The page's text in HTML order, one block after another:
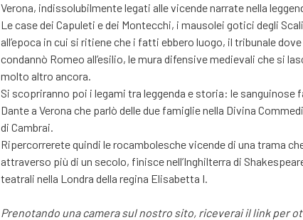
Verona, indissolubilmente legati alle vicende narrate nella
Le case dei Capuleti e dei Montecchi, i mausolei gotici degli
all’epoca in cui si ritiene che i fatti ebbero luogo, il tribunale
condannò Romeo all’esilio, le mura difensive medievali che si
molto altro ancora.
Si scopriranno poi i legami tra leggenda e storia: le sanguinose
Dante a Verona che parlò delle due famiglie nella Divina
di Cambrai.
Ripercorrerete quindi le rocambolesche vicende di una trama
attraverso più di un secolo, finisce nell’Inghilterra di
teatrali nella Londra della regina Elisabetta I.
Prenotando una camera sul nostro sito, riceverai il link per